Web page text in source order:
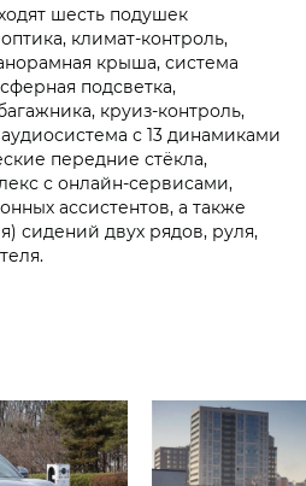
шесть подушек
климат-контроль,
крыша, система
подсветка,
круиз-контроль,
с 13 динамиками
передние стёкла,
с онлайн-сервисами,
ассистентов, а также
сидений двух рядов, руля,